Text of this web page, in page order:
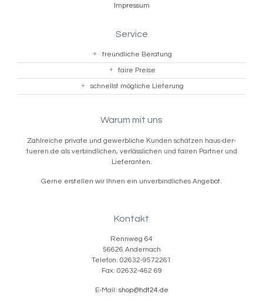
Impressum
Service
freundliche Beratung
faire Preise
schnellst mögliche Lieferung
Warum mit uns
Zahlreiche private und gewerbliche Kunden schätzen haus-der-
tueren.de als verbindlichen, verlässlichen und fairen Partner und
Lieferanten.
Gerne erstellen wir Ihnen ein unverbindliches Angebot.
Kontakt
Rennweg 64
56626 Andernach
Telefon: 02632-9572261
Fax: 02632-462 69
E-Mail: shop@hdt24.de